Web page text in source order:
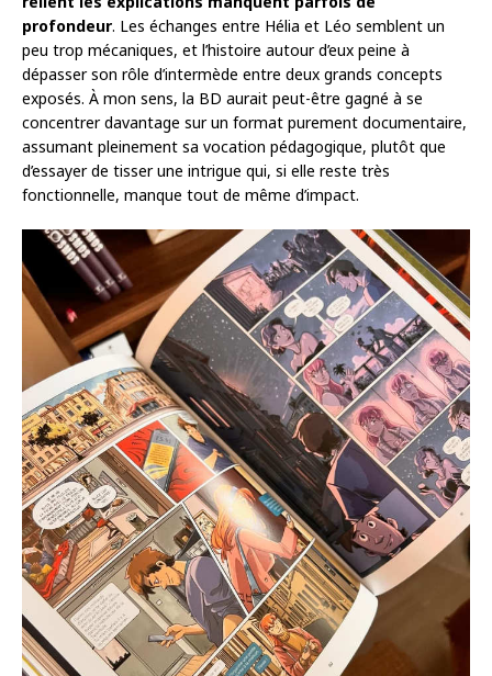
profondeur. Les échanges entre Hélia et Léo semblent un
peu trop mécaniques, et l’histoire autour d’eux peine à
dépasser son rôle d’intermède entre deux grands concepts
exposés. À mon sens, la BD aurait peut-être gagné à se
concentrer davantage sur un format purement documentaire,
assumant pleinement sa vocation pédagogique, plutôt que
d’essayer de tisser une intrigue qui, si elle reste très
fonctionnelle, manque tout de même d’impact.